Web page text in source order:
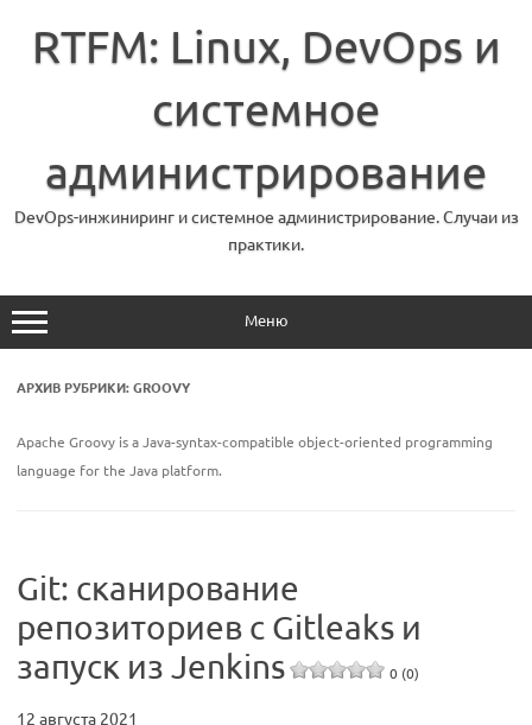
содержимому
RTFM: Linux, DevOps и
системное
администрирование
DevOps-инжиниринг и системное администрирование. Случаи из
практики.
Меню
АРХИВ РУБРИКИ:GROOVY
Apache Groovy is a Java-syntax-compatible object-oriented programming
language for the Java platform.
Git: сканирование
репозиториев с Gitleaks и
запуск из Jenkins
0 (0)
12 августа 2021